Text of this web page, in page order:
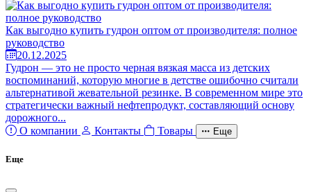
Как выгодно купить гудрон оптом от производителя: полное
руководство
20.12.2025
Гудрон — это не просто черная вязкая масса из детских
воспоминаний, которую многие в детстве ошибочно считали
альтернативой жевательной резинке. В современном мире это
стратегически важный нефтепродукт, составляющий основу
дорожного...
О компании
Контакты Товары Еще
Еще